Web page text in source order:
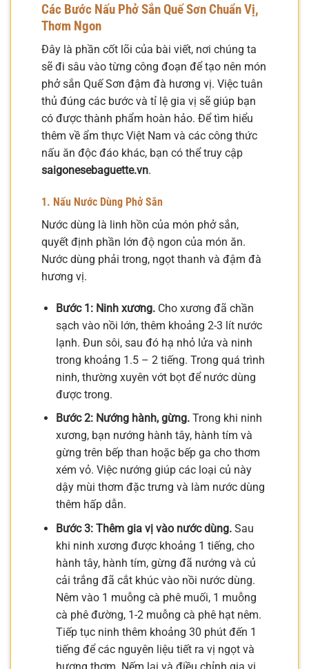
Các Bước Nấu Phở Sắn Quế Sơn Chuẩn Vị,
Thơm Ngon
Đây là phần cốt lõi của bài viết, nơi chúng ta
sẽ đi sâu vào từng công đoạn để tạo nên món
phở sắn Quế Sơn đậm đà hương vị. Việc tuân
thủ đúng các bước và tỉ lệ gia vị sẽ giúp bạn
có được thành phẩm hoàn hảo. Để tìm hiểu
thêm về ẩm thực Việt Nam và các công thức
nấu ăn độc đáo khác, bạn có thể truy cập
saigonesebaguette.vn.
1. Nấu Nước Dùng Phở Sắn
Nước dùng là linh hồn của món phở sắn,
quyết định phần lớn độ ngon của món ăn.
Nước dùng phải trong, ngọt thanh và đậm đà
hương vị.
Bước 1: Ninh xương.Cho xương đã chần
sạch vào nồi lớn, thêm khoảng 2-3 lít nước
lạnh. Đun sôi, sau đó hạ nhỏ lửa và ninh
trong khoảng 1.5 – 2 tiếng. Trong quá trình
ninh, thường xuyên vớt bọt để nước dùng
được trong.
Bước 2: Nướng hành, gừng.Trong khi ninh
xương, bạn nướng hành tây, hành tím và
gừng trên bếp than hoặc bếp ga cho thơm
xém vỏ. Việc nướng giúp các loại củ này
dậy mùi thơm đặc trưng và làm nước dùng
thêm hấp dẫn.
Bước 3: Thêm gia vị vào nước dùng.Sau
khi ninh xương được khoảng 1 tiếng, cho
hành tây, hành tím, gừng đã nướng và củ
cải trắng đã cắt khúc vào nồi nước dùng.
Nêm vào 1 muỗng cà phê muối, 1 muỗng
cà phê đường, 1-2 muỗng cà phê hạt nêm.
Tiếp tục ninh thêm khoảng 30 phút đến 1
tiếng để các nguyên liệu tiết ra vị ngọt và